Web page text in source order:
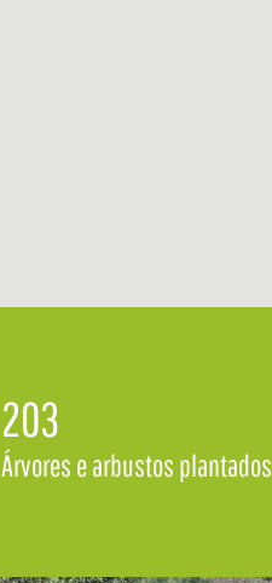
203
Árvores e arbustos plantados